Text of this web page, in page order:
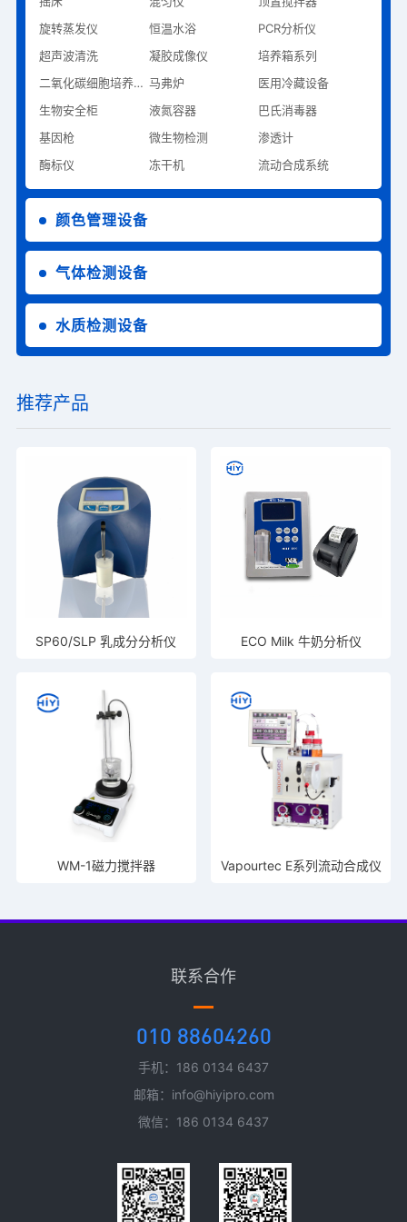
旋转蒸发仪
恒温水浴
PCR分析仪
超声波清洗
凝胶成像仪
培养箱系列
二氧化碳细胞培养系列 马弗炉
医用冷藏设备
生物安全柜
液氮容器
巴氏消毒器
基因枪
微生物检测
渗透计
酶标仪
冻干机 流动合成系统
颜色管理设备
气体检测设备
水质检测设备
推荐产品
SP60/SLP 乳成分分析仪 ECO Milk 牛奶分析仪
WM-1磁力搅拌器 Vapourtec E系列流动合成仪
联系合作
010 88604260
手机：186 0134 6437
邮箱：info@hiyipro.com
微信：186 0134 6437